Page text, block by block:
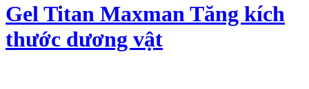
Gel Titan Maxman Tăng kích
thước dương vật